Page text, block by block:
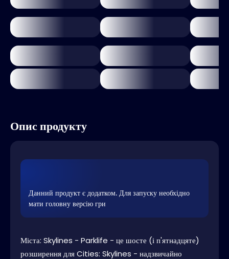
Опис продукту
Данний продукт є додатком. Для запуску необхідно
мати головну версію гри
Міста: Skylines - Parklife - це шосте (і п'ятнадцяте)
розширення для Cities: Skylines - надзвичайно